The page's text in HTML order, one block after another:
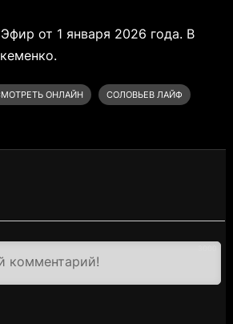
от 1 января 2026 года. В
ОНЛАЙН СОЛОВЬЕВ ЛАЙФ